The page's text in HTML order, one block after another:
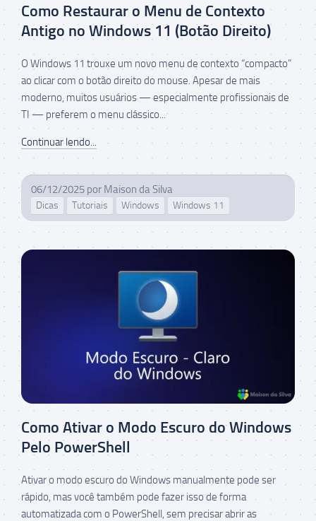
Como Restaurar o Menu de Contexto
Antigo no Windows 11 (Botão Direito)
O Windows 11 trouxe um novo menu de contexto “compacto”
ao clicar com o botão direito do mouse. Apesar de mais
moderno, muitos usuários — especialmente profissionais de
TI — preferem o menu clássico...
Continuar lendo...
06/12/2025 por Maison da Silva
Dicas Tutoriais Windows Windows 11
Como Ativar o Modo Escuro do Windows
Pelo PowerShell
Ativar o modo escuro do Windows manualmente pode ser
rápido, mas você também pode fazer isso de forma
automatizada com o PowerShell, sem precisar abrir as